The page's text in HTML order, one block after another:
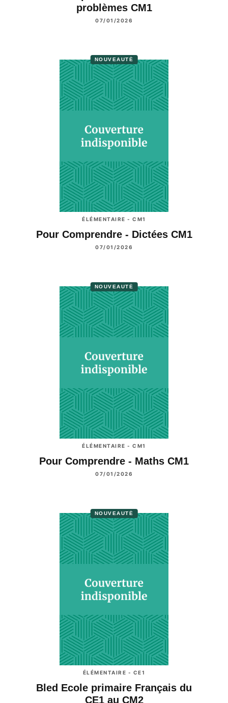
problèmes CM1
07/01/2026
NOUVEAUTÉ
ÉLÉMENTAIRE - CM1
Pour Comprendre - Dictées CM1
07/01/2026
NOUVEAUTÉ
ÉLÉMENTAIRE - CM1
Pour Comprendre - Maths CM1
07/01/2026
NOUVEAUTÉ
ÉLÉMENTAIRE - CE1
Bled Ecole primaire Français du
CE1 au CM2